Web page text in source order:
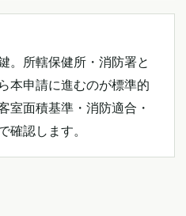
。所轄保健所・消防署と
本申請に進むのが標準的
室面積基準・消防適合・
確認します。